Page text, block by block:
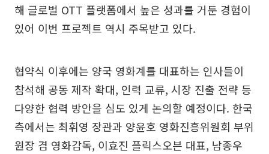
해 글로벌 OTT 플랫폼에서 높은 성과를 거둔 경험이
있어 이번 프로젝트 역시 주목받고 있다.
협약식 이후에는 양국 영화계를 대표하는 인사들이
참석해 공동 제작 확대, 인력 교류, 시장 진출 전략 등
다양한 협력 방안을 심도 있게 논의할 예정이다. 한국
측에서는 최휘영 장관과 양윤호 영화진흥위원회 부위
원장 겸 영화감독, 이효진 플릭스오븐 대표, 남종우